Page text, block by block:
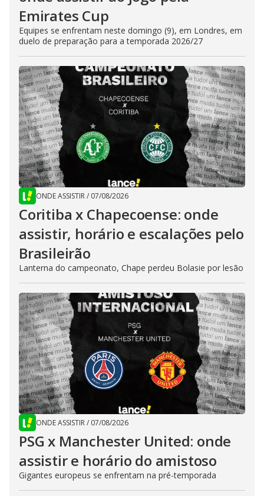
Emirates Cup
Equipes se enfrentam neste domingo (9), em Londres, em
duelo de preparação para a temporada 2026/27
ONDE ASSISTIR/ 07/08/2026
Coritiba x Chapecoense: onde
assistir, horário e escalações pelo
Brasileirão
Lanterna do campeonato, Chape perdeu Bolasie por lesão
ONDE ASSISTIR/ 07/08/2026
PSG x Manchester United: onde
assistir e horário do amistoso
Gigantes europeus se enfrentam na pré-temporada